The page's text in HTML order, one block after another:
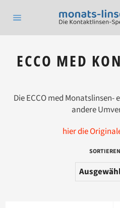
zum
Seitennavigation
ECCO MED
Die ECCO med
andere
hier die